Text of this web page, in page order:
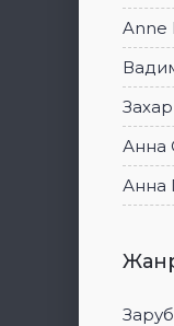
Anne
Анна
Анна